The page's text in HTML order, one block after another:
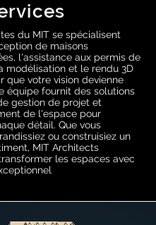
du MIT se spécialisent
de maisons
l'assistance aux permis de
modélisation et le rendu 3D
que votre vision devienne
équipe fournit des solutions
gestion de projet et
de l'espace pour
détail. Que vous
ou construisiez un
MIT Architects
les espaces avec